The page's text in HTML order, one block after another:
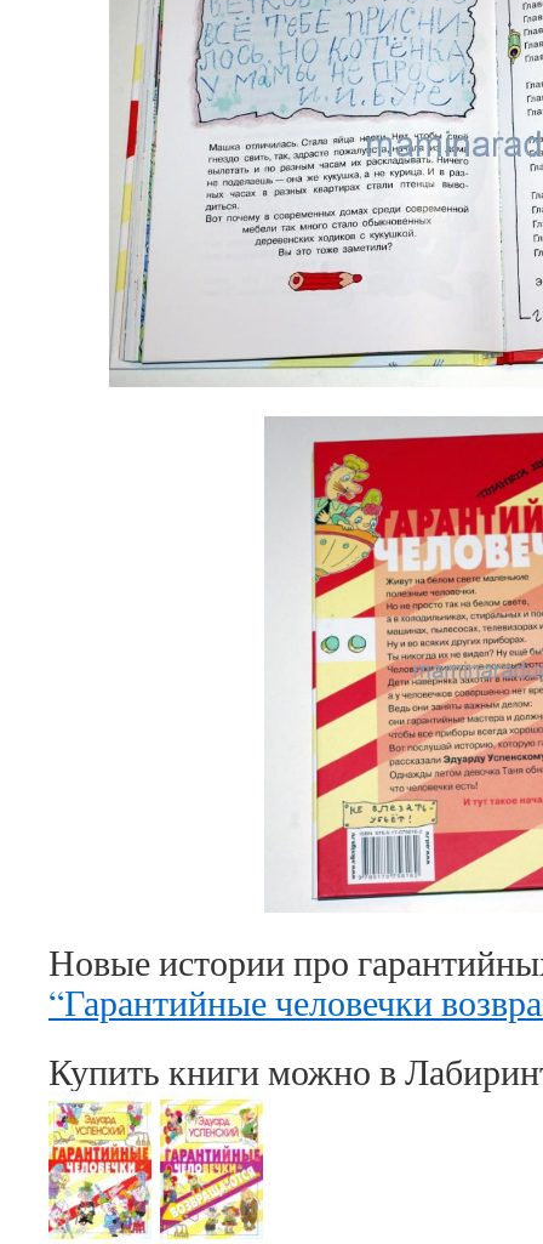
Новые истории про
“Гарантийные человечки
Купить книги можно в